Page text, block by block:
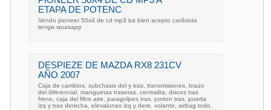
ETAPA DE POTENC
Vendo pioneer 50x4 de cd mp3 ba bien acepto canbioss
tengo wuasapp
DESPIEZE DE MAZDA RX8 231CV
AÑO 2007
Caja de cambios, subchasis del y tras, transmisiones, brazo
del diferencial, manguetas traseras, centralita, discos tras
freno, caja del filtro aire, paragolpes tras, porton tras, puerta
izq y tras derecha, elevalunas izq y dere, volante, airbag todo